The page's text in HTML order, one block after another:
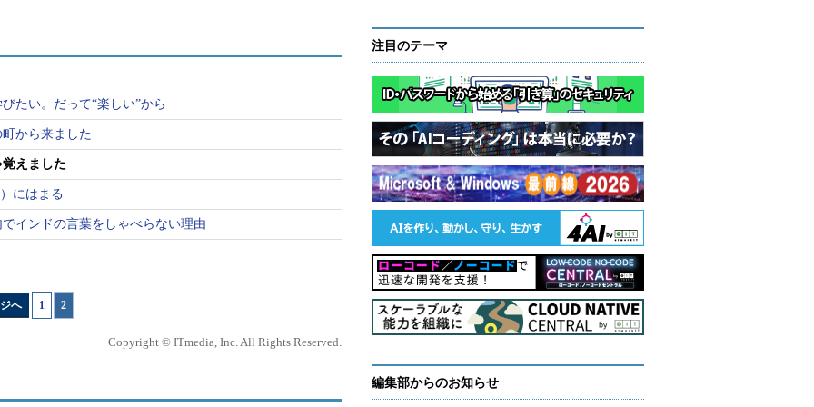
たい。だって“楽しい”から
から来ました
えました
にはまる
インドの言葉をしゃべらない理由
へ 1 2
Copyright © ITmedia, Inc. All Rights Reserved.
注目のテーマ
編集部からのお知らせ